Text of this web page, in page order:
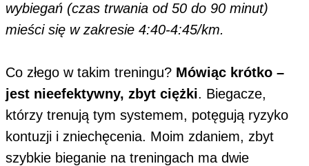
wybiegań (czas trwania od 50 do 90 minut)
mieści się w zakresie 4:40-4:45/km.
Co złego w takim treningu? Mówiąc krótko –
jest nieefektywny, zbyt ciężki. Biegacze,
którzy trenują tym systemem, potęgują ryzyko
kontuzji i zniechęcenia. Moim zdaniem, zbyt
szybkie bieganie na treningach ma dwie